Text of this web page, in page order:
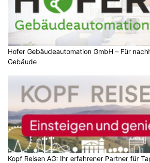
Hofer Gebäudeautomation GmbH – Für
Gebäude
Kopf Reisen AG: Ihr erfahrener Partner für